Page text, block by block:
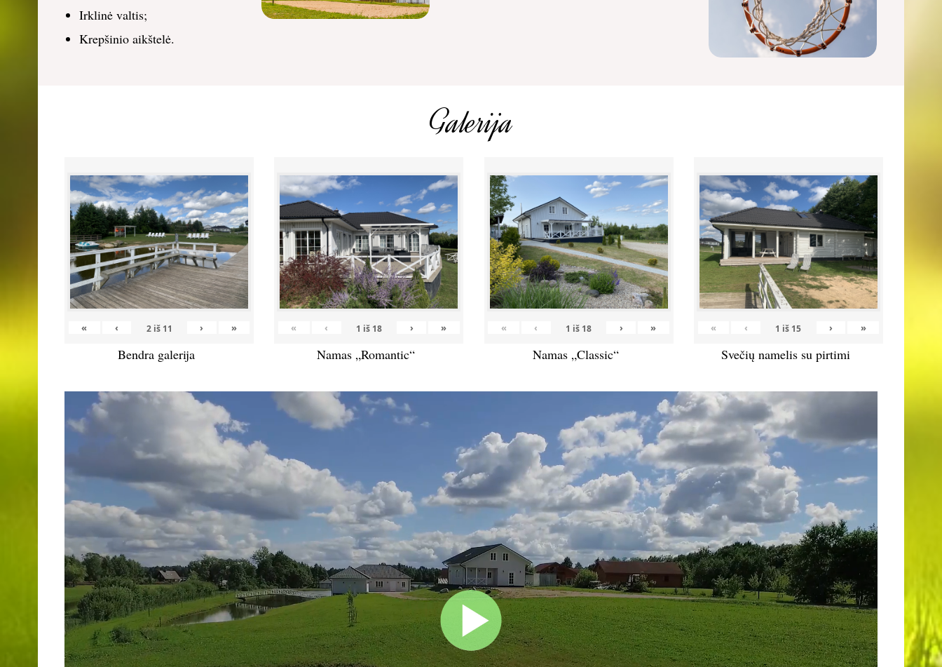
Irklinė valtis;
Krepšinio aikštelė.
Galerija
« ‹ 2iš 11 › »
Bendra galerija
« ‹ 1 iš 18 › »
Namas „Romantic“
« ‹ 1 iš 18 › »
Namas „Classic“
« ‹ 1 iš 15 › »
Svečių namelis su pirtimi